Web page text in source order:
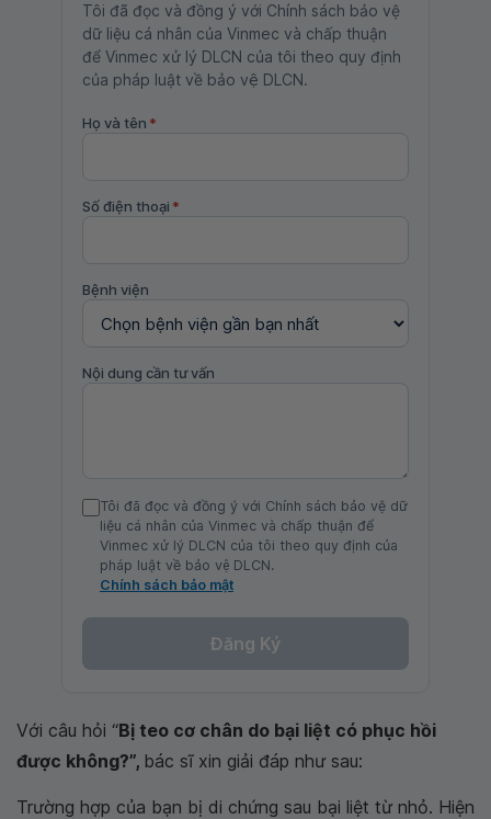
Tôi đã đọc và đồng ý với Chính sách bảo vệ
dữ liệu cá nhân của Vinmec và chấp thuận
để Vinmec xử lý DLCN của tôi theo quy định
của pháp luật về bảo vệ DLCN.
Họ và tên *
Số điện thoại *
Bệnh viện
Nội dung cần tư vấn
Tôi đã đọc và đồng ý với Chính sách bảo vệ dữ
liệu cá nhân của Vinmec và chấp thuận để
Vinmec xử lý DLCN của tôi theo quy định của
pháp luật về bảo vệ DLCN.
Chính sách bảo mật
Đăng Ký
Với câu hỏi “Bị teo cơ chân do bại liệt có phục hồi
được không?”, bác sĩ xin giải đáp như sau:
Trường hợp của bạn bị di chứng sau bại liệt từ nhỏ. Hiện